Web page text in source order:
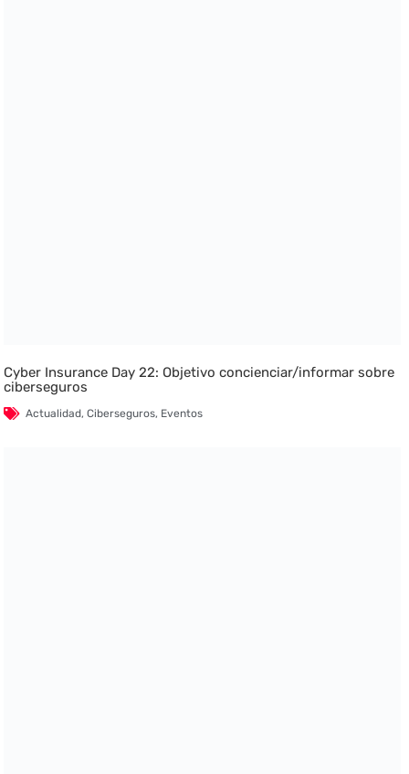
Cyber Insurance Day 22: Objetivo concienciar/informar sobre
ciberseguros
Actualidad,Ciberseguros, Eventos